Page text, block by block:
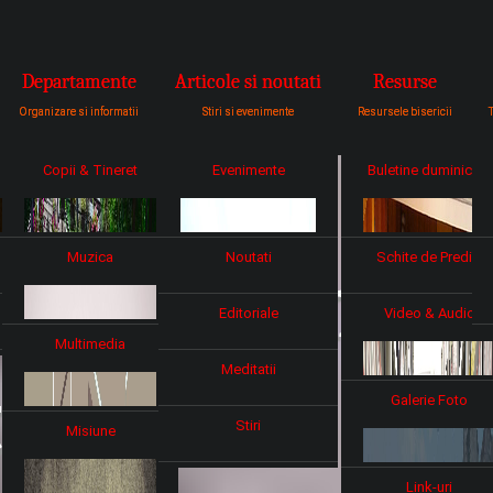
a fi vocea lui Dumnezeu catre
Departamente
Organizare si informatii
Copii & Tineret
Muzica
Multimedia
Misiune
Articole si noutati
Stiri si evenimente
Evenimente
Noutati
Editoriale
Meditatii
Stiri
Resurse
Resursele bisericii
Buletine duminicale
Schite de Predici
Video & Audio
Galerie Foto
Link-uri